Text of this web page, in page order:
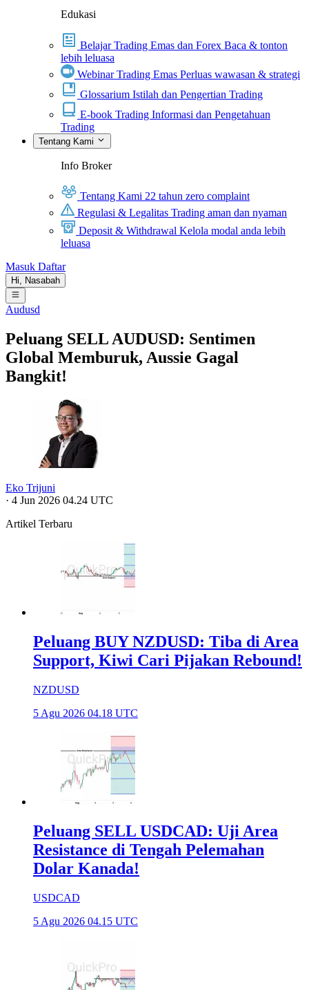
Edukasi
Belajar Trading Emas dan Forex Baca & tonton
lebih leluasa
Webinar Trading Emas Perluas wawasan & strategi
Glossarium Istilah dan Pengertian Trading
E-book Trading Informasi dan Pengetahuan
Trading
Tentang Kami
Info Broker
Tentang Kami 22 tahun zero complaint
Regulasi & Legalitas Trading aman dan nyaman
Deposit & Withdrawal Kelola modal anda lebih
leluasa
Masuk Daftar
Hi, Nasabah
Audusd
Peluang SELL AUDUSD: Sentimen
Global Memburuk, Aussie Gagal
Bangkit!
Eko Trijuni
· 4 Jun 2026 04.24 UTC
Artikel Terbaru
Peluang BUY NZDUSD: Tiba di Area
Support, Kiwi Cari Pijakan Rebound!
NZDUSD
5 Agu 2026 04.18 UTC
Peluang SELL USDCAD: Uji Area
Resistance di Tengah Pelemahan
Dolar Kanada!
USDCAD
5 Agu 2026 04.15 UTC